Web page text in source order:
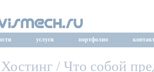
услуги портфолио
Хостинг / Что собой